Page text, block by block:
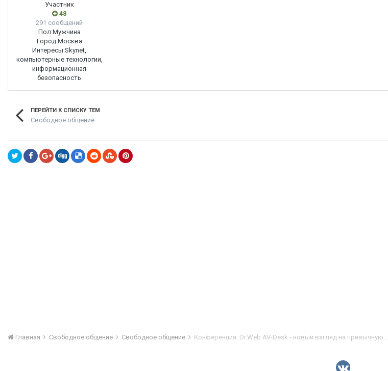
Участник
48
291 сообщений
Пол:Мужчина
Город:Москва
Интересы:Skynet,
компьютерные технологии,
информационная
безопасность
ПЕРЕЙТИ К СПИСКУ ТЕМ
Свободное общение
Главная Свободное общение Свободное общение Конференция: Dr.Web AV-Desk - новый взгляд на привычную...